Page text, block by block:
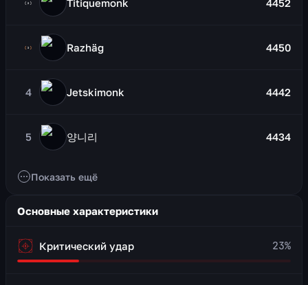
Razhäg 4450
4 Jetskimonk 4442
5 양니리 4434
Показать ещё
Основные характеристики
Критический удар 23%